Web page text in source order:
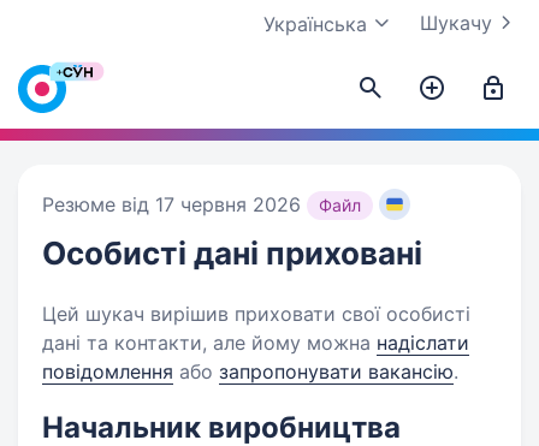
Шукачу
Українська
Резюме від 17 червня 2026 Файл
Особисті дані приховані
Цей шукач вирішив приховати свої особисті
дані та контакти, але йому можна надіслати
повідомлення або запропонувати вакансію.
Начальник виробництва